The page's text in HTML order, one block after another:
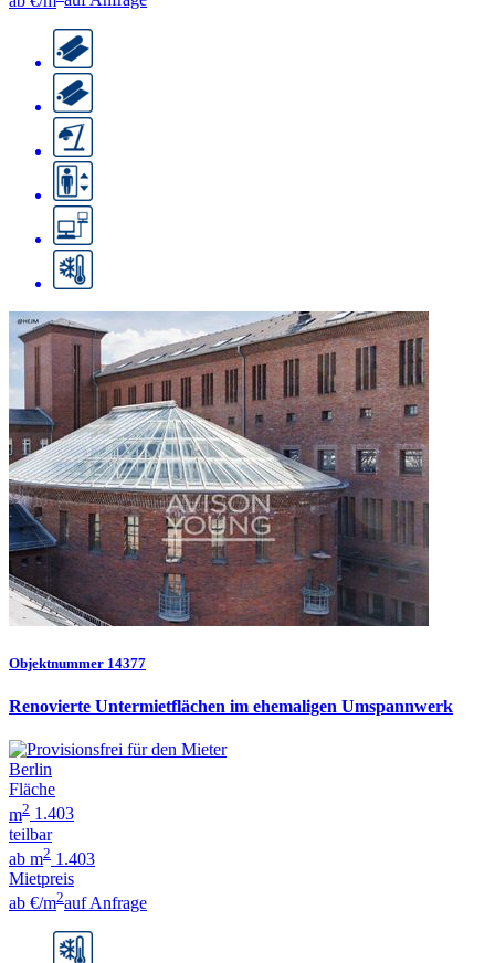
Objektnummer 14377
Renovierte Untermietflächen im ehemaligen Umspannwerk
Berlin
Fläche
m2 1.403
teilbar
ab m2 1.403
Mietpreis
ab €/m2auf Anfrage